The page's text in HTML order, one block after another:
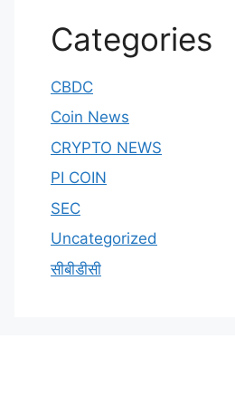
Categories
CBDC
Coin News
CRYPTO NEWS
PI COIN
SEC
Uncategorized
सीबीडीसी